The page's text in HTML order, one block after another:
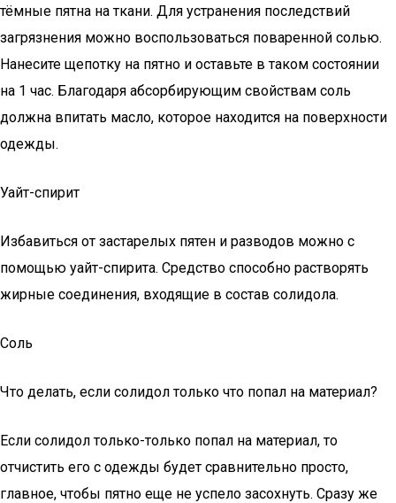
тёмные пятна на ткани. Для устранения последствий
загрязнения можно воспользоваться поваренной солью.
Нанесите щепотку на пятно и оставьте в таком состоянии
на 1 час. Благодаря абсорбирующим свойствам соль
должна впитать масло, которое находится на поверхности
одежды.
Уайт-спирит
Избавиться от застарелых пятен и разводов можно с
помощью уайт-спирита. Средство способно растворять
жирные соединения, входящие в состав солидола.
Соль
Что делать, если солидол только что попал на материал?
Если солидол только-только попал на материал, то
отчистить его с одежды будет сравнительно просто,
главное, чтобы пятно еще не успело засохнуть. Сразу же